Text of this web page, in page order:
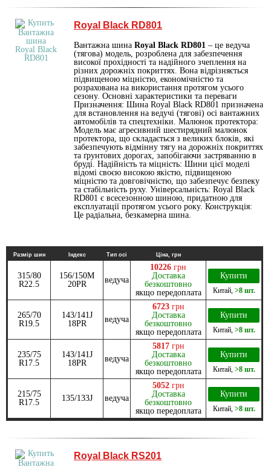
Royal Black RD801
Вантажна шина Royal Black RD801 – це ведуча
(тягова) модель, розроблена для забезпечення
високої прохідності та надійного зчеплення на
різних дорожніх покриттях. Вона відрізняється
підвищеною міцністю, економічністю та
розрахована на використання протягом усього
сезону. Основні характеристики та переваги
Призначення: Шина Royal Black RD801 призначена
для встановлення на ведучі (тягові) осі вантажних
автомобілів та спецтехніки. Малюнок протектора:
Модель має агресивний шестирядний малюнок
протектора, що складається з великих блоків, які
забезпечують відмінну тягу на дорожніх покриттях
та ґрунтових дорогах, запобігаючи застряванню в
бруді. Надійність та міцність: Шини цієї моделі
відомі своєю високою якістю, підвищеною
міцністю та довговічністю, що забезпечує безпеку
та стабільність руху. Універсальність: Royal Black
RD801 є всесезонною шиною, придатною для
експлуатації протягом усього року. Конструкція:
Це радіальна, безкамерна шина.
Размір шин Індекс Тип осі Ціна, грн
315/80
R22.5
156/150M
20PR
ведуча
10226 грн
Доставка
безкоштовно
якщо передоплата
Купити
Китай, >8 шт.
265/70
R19.5
143/141J
18PR
ведуча
6723 грн
Доставка
безкоштовно
якщо передоплата
Купити
Китай, >8 шт.
235/75
R17.5
143/141J
18PR
ведуча
5817 грн
Доставка
безкоштовно
якщо передоплата
Купити
Китай, >8 шт.
215/75
R17.5
135/133J ведуча
5052 грн
Доставка
безкоштовно
якщо передоплата
Купити
Китай, >8 шт.
Royal Black RS201